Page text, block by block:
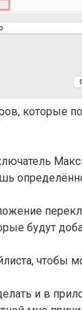
которые
будут
чтобы
и в